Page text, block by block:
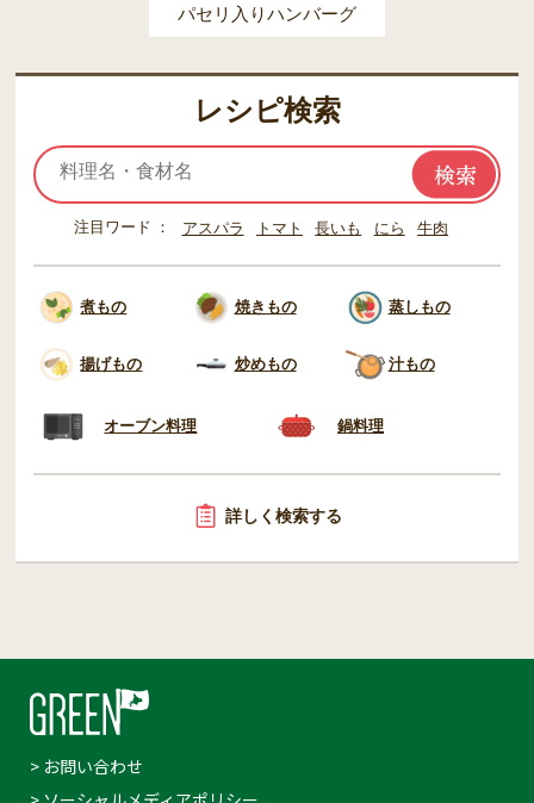
パセリ入りハンバーグ
レシピ検索
注目ワード アスパラ トマト 長いも にら 牛肉
煮もの 焼きもの 蒸しもの
揚げもの 炒めもの 汁もの
オーブン料理 鍋料理
詳しく検索する
> お問い合わせ